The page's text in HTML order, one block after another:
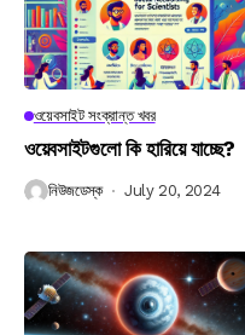
ওয়েবসাইট সংক্রান্ত খবর
ওয়েবসাইটগুলো কি হারিয়ে যাচ্ছে?
নিউজডেস্ক July 20, 2024